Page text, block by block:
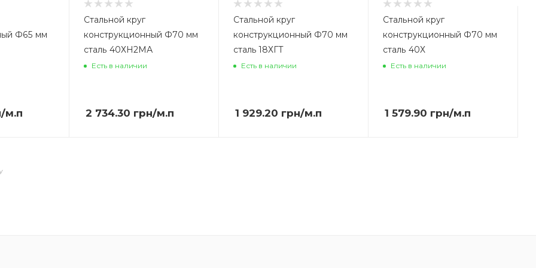
Ф65 мм
/м.п
Стальной круг
конструкционный Ф70 мм
сталь 40ХН2МА
Есть в наличии
2 734.30 грн/м.п
Стальной круг
конструкционный Ф70 мм
сталь 18ХГТ
Есть в наличии
1 929.20 грн/м.п
Стальной круг
конструкционный Ф70 мм
сталь 40Х
Есть в наличии
1 579.90 грн/м.п